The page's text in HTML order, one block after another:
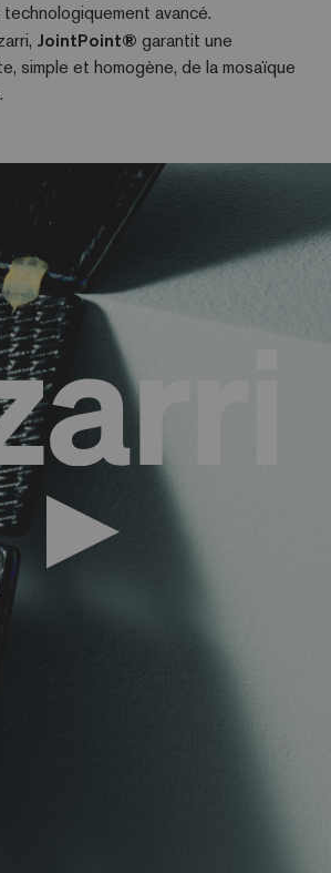
avancé.
JointPoint® garantit une
simple et homogène, de la mosaïque
vous devez accepter les cookies de
les accepter en cliquant ici